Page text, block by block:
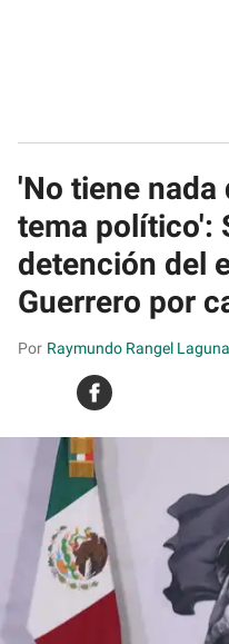
'No tiene nada
tema político':
detención del
Guerrero por
Raymundo Rangel Laguna